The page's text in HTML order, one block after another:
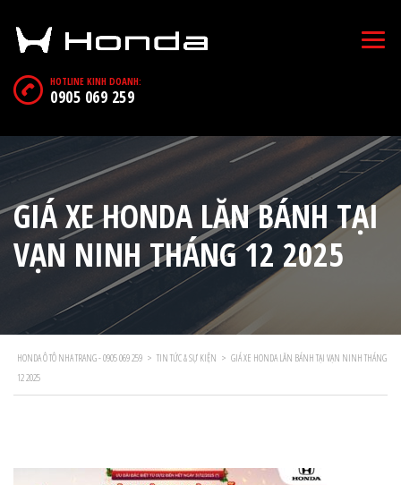
HOTLINE KINH DOANH:
0905 069 259
GIÁ XE HONDA LĂN BÁNH TẠI
VẠN NINH THÁNG 12 2025
HONDA Ô TÔ NHA TRANG - 0905 069 259 > TIN TỨC & SỰ KIỆN > GIÁ XE HONDA LĂN BÁNH TẠI VẠN NINH THÁNG
12 2025